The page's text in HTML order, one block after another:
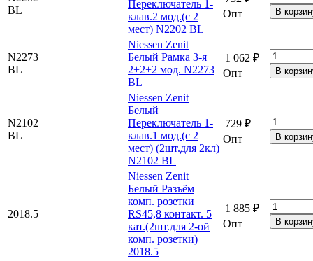
BL
Переключатель 1-
клав.2 мод.(с 2
мест) N2202 BL
Опт
N2273
BL
Niessen Zenit
Белый Рамка 3-я
2+2+2 мод. N2273
BL
1 062 ₽
Опт
N2102
BL
Niessen Zenit
Белый
Переключатель 1-
клав.1 мод.(с 2
мест) (2шт.для 2кл)
N2102 BL
729 ₽
Опт
2018.5
Niessen Zenit
Белый Разъём
комп. розетки
RS45,8 контакт. 5
кат.(2шт.для 2-ой
комп. розетки)
2018.5
1 885 ₽
Опт